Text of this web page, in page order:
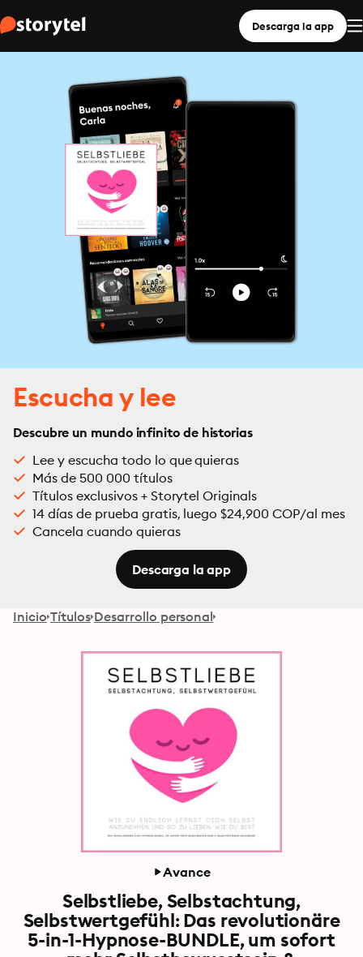
Descarga la app
Escucha y lee
Descubre un mundo infinito de historias
Lee y escucha todo lo que quieras
Más de 500 000 títulos
Títulos exclusivos + Storytel Originals
14 días de prueba gratis, luego $24,900 COP/al mes
Cancela cuando quieras
Descarga la app
Inicio Títulos Desarrollo personal
Avance
Selbstliebe, Selbstachtung,
Selbstwertgefühl: Das revolutionäre
5-in-1-Hypnose-BUNDLE, um sofort